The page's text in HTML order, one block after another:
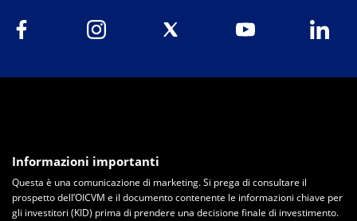
Informazioni importanti
Questa è una comunicazione di marketing. Si prega di consultare il
prospetto dell’OICVM e il documento contenente le informazioni chiave per
gli investitori (KID) prima di prendere una decisione finale di investimento.